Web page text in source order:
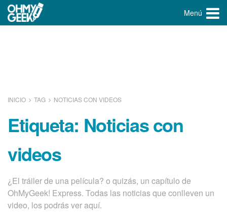
Menú
INICIO TAG NOTICIAS CON VIDEOS
Etiqueta: Noticias con
videos
¿El tráiler de una pelí­cula? o quizás, un capí­tulo de
OhMyGeek! Express. Todas las noticias que conlleven un
video, los podrás ver aquí­.